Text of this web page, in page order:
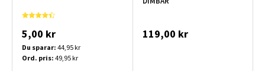
5,00 kr
Du sparar: 44,95 kr
Ord. pris: 49,95 kr
119,00 kr